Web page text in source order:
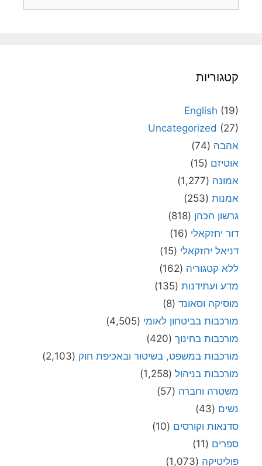
קטגוריות
English (19)
Uncategorized (27)
אהבה (74)
אוטיזם (15)
אמונה (1,277)
אמנות (253)
גרשון הכהן (818)
דור יחזקאלי (16)
דניאל יחזקאלי (15)
ללא קטגוריה (162)
מדע ועתידנות (135)
מוסיקה וסאונד (8)
מורכבות בביטחון לאומי (4,505)
מורכבות בחינוך (420)
מורכבות במשפט, בשיטור ובאכיפת חוק (2,103)
מורכבות בניהול (1,258)
משטרה וחברה (57)
נשים (43)
סדנאות וקורסים (10)
ספרים (11)
פוליטיקה (1,073)